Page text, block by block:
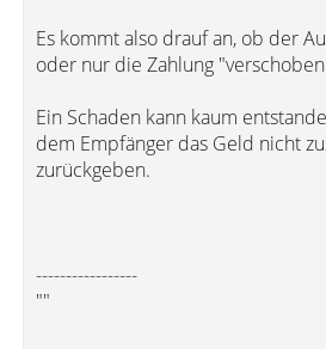
Es kommt also drauf an, ob der
oder nur die Zahlung
Ein Schaden kann kaum
dem Empfänger das Geld nicht
zurückgeben.
-----------------
""